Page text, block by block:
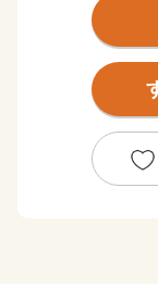
また、「熱気
気球イベント
タ」を開催し